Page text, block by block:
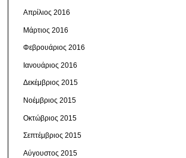
Απρίλιος 2016
Μάρτιος 2016
Φεβρουάριος 2016
Ιανουάριος 2016
Δεκέμβριος 2015
Νοέμβριος 2015
Οκτώβριος 2015
Σεπτέμβριος 2015
Αύγουστος 2015